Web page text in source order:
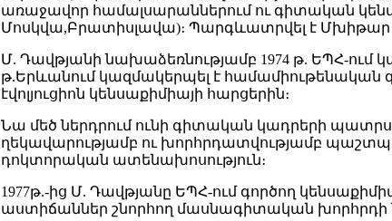
առաջավոր համալսարաններում ու գիտական
Մոսկվա,Բրատիսլավա)։ Պարգևատրվել է Մխիթար
Մ. Դավթյանի նախաձեռնությամբ 1974 թ. ԵՊՀ-ում
թ.Երևանում կազմակերպել է համամիութենական
էվոլյուցիոն կենսաքիմիայի հարցերին։
Նա մեծ ներդրում ունի գիտական կադրերի
ղեկավարությամբ ու խորհրդատվությամբ
դոկտորական ատենախոսություն։
1977թ.-ից Մ. Դավթյանը ԵՊՀ-ում գործող
աստիճաններ շնորհող մասնագիտական խորհրդի